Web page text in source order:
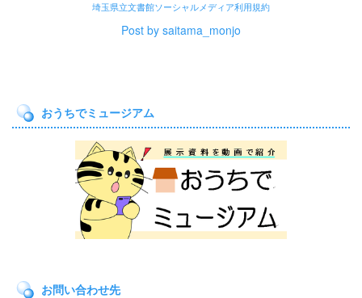
埼玉県立文書館ソーシャルメディア利用規約
Post by saitama_monjo
おうちでミュージアム
お問い合わせ先